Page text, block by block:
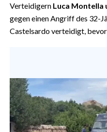
Verteidigern Luca Montella
gegen einen Angriff des 32-
Castelsardo verteidigt, bevor